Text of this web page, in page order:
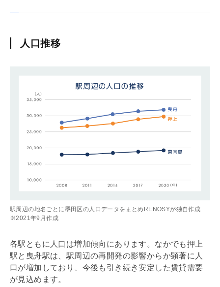
人口推移
駅周辺の地名ごとに墨田区の人口データをまとめRENOSYが独自作成
※2021年9月作成
各駅ともに人口は増加傾向にあります。なかでも押上
駅と曳舟駅は、駅周辺の再開発の影響からか顕著に人
口が増加しており、今後も引き続き安定した賃貸需要
が見込めます。